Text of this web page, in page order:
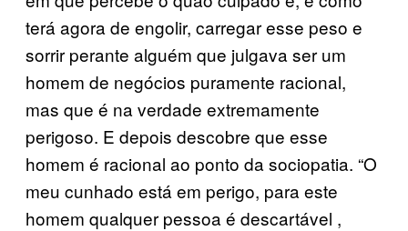
terá agora de engolir, carregar esse peso e
sorrir perante alguém que julgava ser um
homem de negócios puramente racional,
mas que é na verdade extremamente
perigoso. E depois descobre que esse
homem é racional ao ponto da sociopatia. “O
meu cunhado está em perigo, para este
homem qualquer pessoa é descartável ,